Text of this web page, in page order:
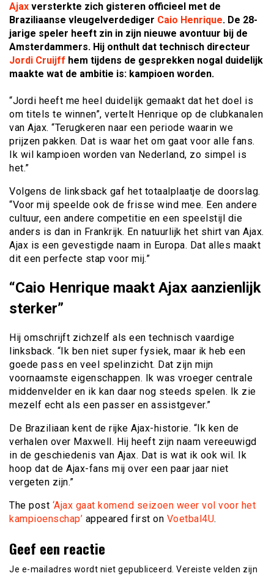
Ajax versterkte zich gisteren officieel met de
Braziliaanse vleugelverdediger Caio Henrique. De 28-
jarige speler heeft zin in zijn nieuwe avontuur bij de
Amsterdammers. Hij onthult dat technisch directeur
Jordi Cruijff hem tijdens de gesprekken nogal duidelijk
maakte wat de ambitie is: kampioen worden.
“Jordi heeft me heel duidelijk gemaakt dat het doel is
om titels te winnen”, vertelt Henrique op de clubkanalen
van Ajax. “Terugkeren naar een periode waarin we
prijzen pakken. Dat is waar het om gaat voor alle fans.
Ik wil kampioen worden van Nederland, zo simpel is
het.”
Volgens de linksback gaf het totaalplaatje de doorslag.
“Voor mij speelde ook de frisse wind mee. Een andere
cultuur, een andere competitie en een speelstijl die
anders is dan in Frankrijk. En natuurlijk het shirt van Ajax.
Ajax is een gevestigde naam in Europa. Dat alles maakt
dit een perfecte stap voor mij.”
“Caio Henrique maakt Ajax aanzienlijk
sterker”
Hij omschrijft zichzelf als een technisch vaardige
linksback. “Ik ben niet super fysiek, maar ik heb een
goede pass en veel spelinzicht. Dat zijn mijn
voornaamste eigenschappen. Ik was vroeger centrale
middenvelder en ik kan daar nog steeds spelen. Ik zie
mezelf echt als een passer en assistgever.”
De Braziliaan kent de rijke Ajax-historie. “Ik ken de
verhalen over Maxwell. Hij heeft zijn naam vereeuwigd
in de geschiedenis van Ajax. Dat is wat ik ook wil. Ik
hoop dat de Ajax-fans mij over een paar jaar niet
vergeten zijn.”
The post ‘Ajax gaat komend seizoen weer vol voor het
kampioenschap’ appeared first on Voetbal4U.
Geef een reactie
Je e-mailadres wordt niet gepubliceerd. Vereiste velden zijn